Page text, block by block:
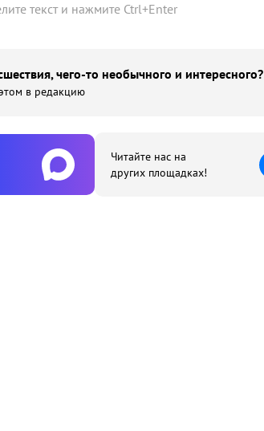
текст и нажмите Ctrl+Enter
чего-то необычного и интересного?
в редакцию
Читайте нас на
других площадках!